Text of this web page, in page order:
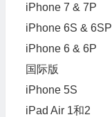
iPhone 7 & 7P
iPhone 6S & 6SP
iPhone 6 & 6P
国际版
iPhone 5S
iPad Air 1和2